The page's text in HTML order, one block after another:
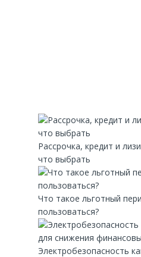
Рассрочка, кредит и
что выбрать
Что такое льготный
пользоваться?
Электробезопасность